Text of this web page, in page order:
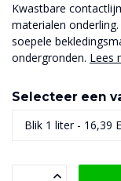
Kwastbare
materialen
soepele
ondergronden. Lees
Selecteer een